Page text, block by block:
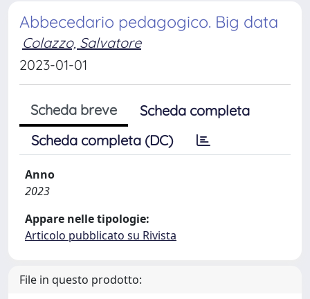
Abbecedario pedagogico. Big data
Colazzo, Salvatore
2023-01-01
Scheda breve
Scheda completa
Scheda completa (DC)
Anno
2023
Appare nelle tipologie:
Articolo pubblicato su Rivista
File in questo prodotto: